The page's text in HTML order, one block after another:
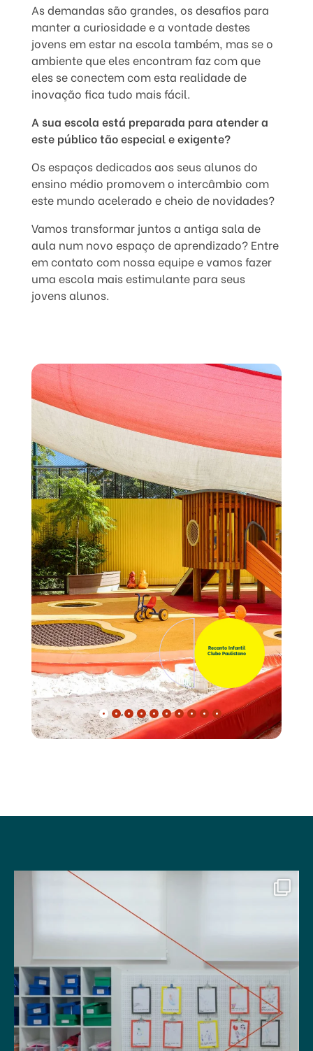
As demandas são grandes, os desafios para
manter a curiosidade e a vontade destes
jovens em estar na escola também, mas se o
ambiente que eles encontram faz com que
eles se conectem com esta realidade de
inovação fica tudo mais fácil.
A sua escola está preparada para atender a
este público tão especial e exigente?
Os espaços dedicados aos seus alunos do
ensino médio promovem o intercâmbio com
este mundo acelerado e cheio de novidades?
Vamos transformar juntos a antiga sala de
aula num novo espaço de aprendizado? Entre
em contato com nossa equipe e vamos fazer
uma escola mais estimulante para seus
jovens alunos.
Recanto Infantil
Clube Paulistano